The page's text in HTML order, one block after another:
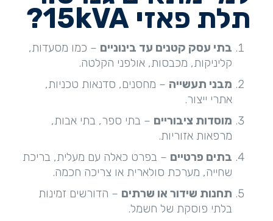
תלת פאזי 15 kVA?
בתי עסק קטנים עד בינוניים – כמו מסעדות,
קליניקות, מכבסות, אולפני הקלטה.
מבני תעשייה – מחסנים, סדנאות טכניות,
אתרי ייצור.
מוסדות ציבוריים – בתי ספר, בתי אבות,
מרפאות אזוריות.
בתים פרטיים – בפרט כאלה עם מעלית, בריכת
שחייה, מערכת סולארית או צריכה חכמה.
תחנות שידור או שרתים – הדורשים זמינות
בלתי פוסקת של חשמל.